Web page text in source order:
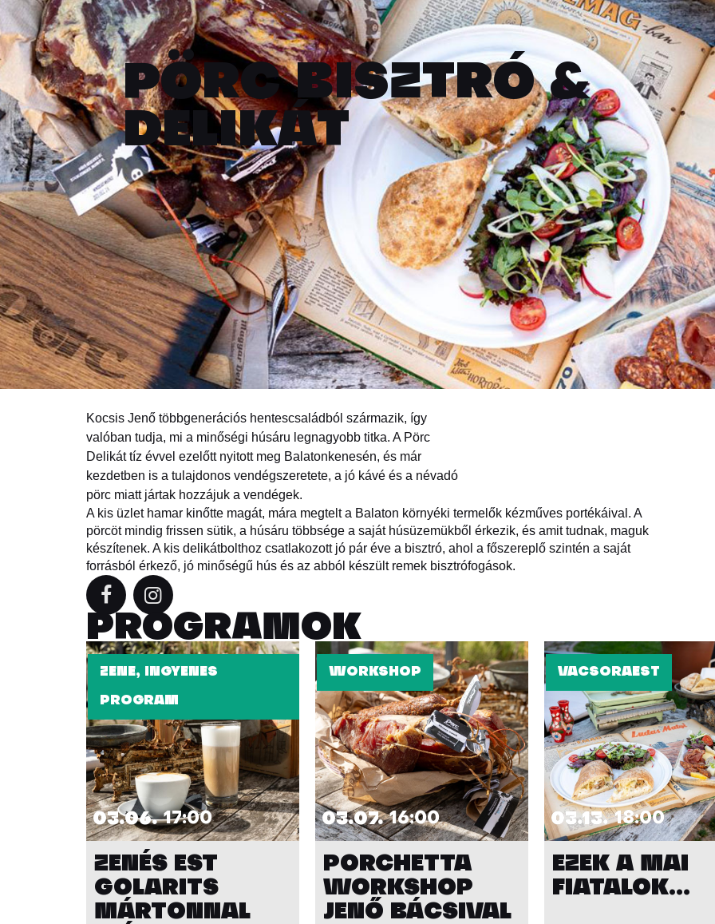
PÖRC BISZTRÓ &
DELIKÁT
Kocsis Jenő többgenerációs hentescsaládból származik, így
valóban tudja, mi a minőségi húsáru legnagyobb titka. A Pörc
Delikát tíz évvel ezelőtt nyitott meg Balatonkenesén, és már
kezdetben is a tulajdonos vendégszeretete, a jó kávé és a névadó
pörc miatt jártak hozzájuk a vendégek.
A kis üzlet hamar kinőtte magát, mára megtelt a Balaton környéki termelők kézműves portékáival. A
pörcöt mindig frissen sütik, a húsáru többsége a saját húsüzemükből érkezik, és amit tudnak, maguk
készítenek. A kis delikátbolthoz csatlakozott jó pár éve a bisztró, ahol a főszereplő szintén a saját
forrásból érkező, jó minőségű hús és az abból készült remek bisztrófogások.
PROGRAMOK
ZENE, INGYENES
PROGRAM
03.06. 17:00
ZENÉS EST
GOLARITS
MÁRTONNAL
WORKSHOP
03.07. 16:00
PORCHETTA
WORKSHOP
JENŐ BÁCSIVAL
VACSORAEST
03.13. 18:00
EZEK A MAI
FIATALOK…